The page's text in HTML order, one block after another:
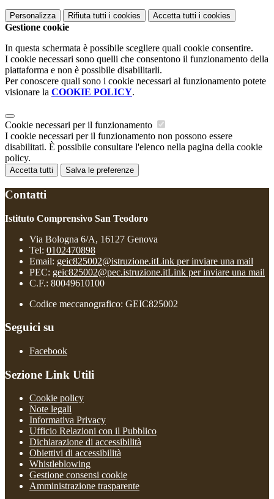
Personalizza Rifiuta tutti i cookies Accetta tutti i cookies
Gestione cookie
In questa schermata è possibile scegliere quali cookie consentire.
I cookie necessari sono quelli che consentono il funzionamento della
piattaforma e non è possibile disabilitarli.
Per conoscere quali sono i cookie necessari al funzionamento potete
visionare la COOKIE POLICY.
Cookie necessari per il funzionamento
I cookie necessari per il funzionamento non possono essere
disabilitati. È possibile consultare l'elenco nella pagina della cookie
policy.
Accetta tutti Salva le preferenze
Contatti
Istituto Comprensivo San Teodoro
Via Bologna 6/A, 16127 Genova
Tel: 0102470898
Email: geic825002@istruzione.itLink per inviare una mail
PEC: geic825002@pec.istruzione.itLink per inviare una mail
C.F.: 80049610100
Codice meccanografico: GEIC825002
Seguici su
Facebook
Sezione Link Utili
Cookie policy
Note legali
Informativa Privacy
Ufficio Relazioni con il Pubblico
Dichiarazione di accessibilità
Obiettivi di accessibilità
Whistleblowing
Gestione consensi cookie
Amministrazione trasparente